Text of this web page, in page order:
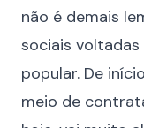
não é demais
sociais voltadas
popular. De
meio de